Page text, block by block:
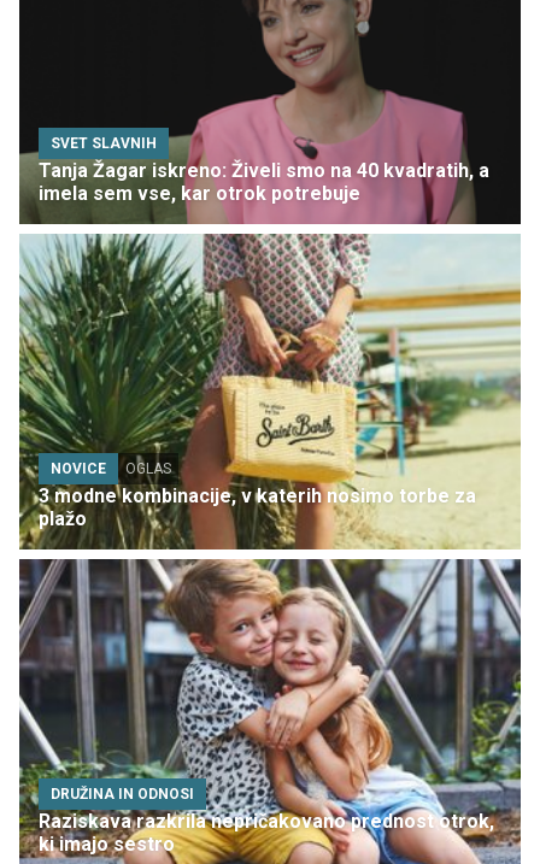
SVET SLAVNIH
Tanja Žagar iskreno: Živeli smo na 40 kvadratih, a
imela sem vse, kar otrok potrebuje
NOVICE OGLAS
3 modne kombinacije, v katerih nosimo torbe za
plažo
DRUŽINA IN ODNOSI
Raziskava razkrila nepričakovano prednost otrok,
ki imajo sestro